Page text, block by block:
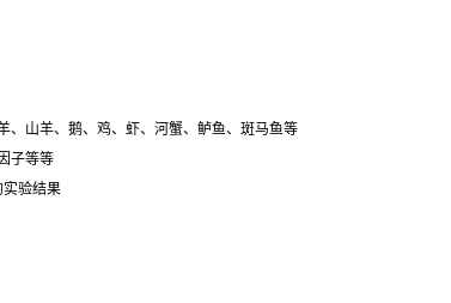
、山羊、鹅、鸡、虾、河蟹、鲈鱼、斑马鱼等
子等等
实验结果